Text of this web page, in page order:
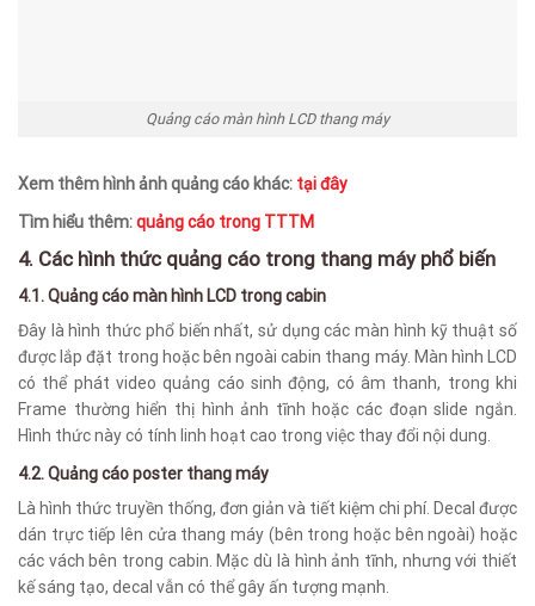
Quảng cáo màn hình LCD thang máy
Xem thêm hình ảnh quảng cáo khác: tại đây
Tìm hiểu thêm:quảng cáo trong TTTM
4. Các hình thức quảng cáo trong thang máy phổ biến
4.1. Quảng cáo màn hình LCD trong cabin
Đây là hình thức phổ biến nhất, sử dụng các màn hình kỹ thuật số
được lắp đặt trong hoặc bên ngoài cabin thang máy. Màn hình LCD
có thể phát video quảng cáo sinh động, có âm thanh, trong khi
Frame thường hiển thị hình ảnh tĩnh hoặc các đoạn slide ngắn.
Hình thức này có tính linh hoạt cao trong việc thay đổi nội dung.
4.2. Quảng cáo poster thang máy
Là hình thức truyền thống, đơn giản và tiết kiệm chi phí. Decal được
dán trực tiếp lên cửa thang máy (bên trong hoặc bên ngoài) hoặc
các vách bên trong cabin. Mặc dù là hình ảnh tĩnh, nhưng với thiết
kế sáng tạo, decal vẫn có thể gây ấn tượng mạnh.